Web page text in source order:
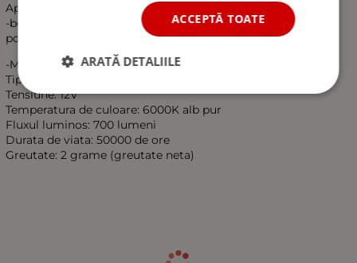
Aplicabil:
-becuri pozitie, becuri interior auto (plafoniere, parasolar,
portbagaj, torpedo)
-Modelul Chip: 2X 7020 SMD
Tipul soclului: W5W, 194, T10
Tensiune: 12V
Temperatura de culoare: 6000K alb pur
Fluxul luminos: 700 lumeni
Durata de viata: 50000 de ore
Greutate: 2 grame (greutate neta)
ACCEPTĂ TOATE
ARATĂ DETALIILE